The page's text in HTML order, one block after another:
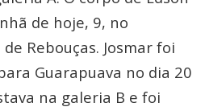
de hoje, 9, no
Rebouças. Josmar foi
Guarapuava no dia 20
na galeria B e foi